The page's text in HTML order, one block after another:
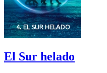
El Sur helado